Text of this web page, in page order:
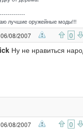
лучшие оружейные моды!!!
08/2007 0
Ну не нравиться
08/2007 0